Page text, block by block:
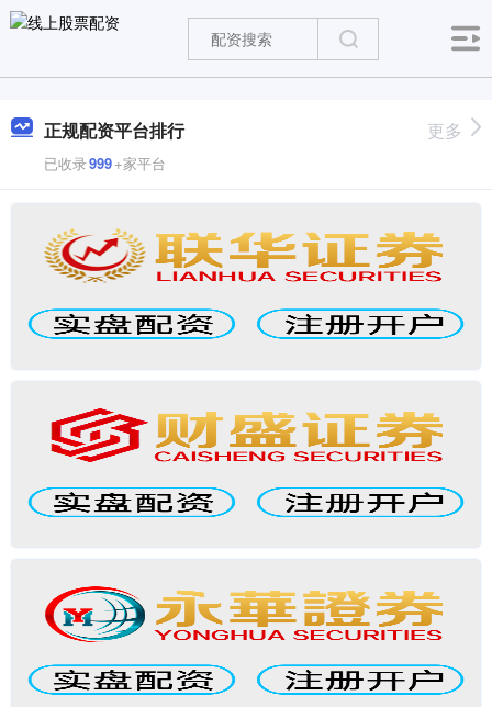
正规配资平台排行
已收录999+家平台
更多